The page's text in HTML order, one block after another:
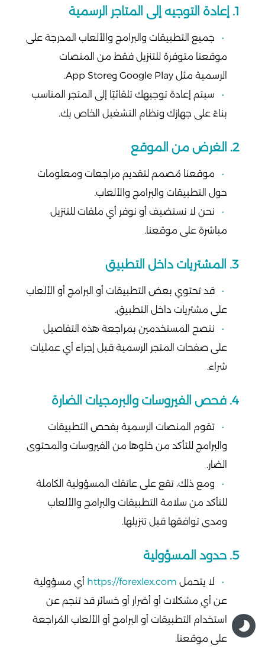
1. إعادة التوجيه إلى المتاجر الرسمية
جميع التطبيقات والبرامج والألعاب المدرجة على
موقعنا متوفرة للتنزيل فقط من المنصات
الرسمية مثل Google Play وApp Store.
سيتم إعادة توجيهك تلقائيًا إلى المتجر المناسب
بناءً على جهازك ونظام التشغيل الخاص بك.
2. الغرض من الموقع
موقعنا مُصمم لتقديم مراجعات ومعلومات
حول التطبيقات والبرامج والألعاب.
نحن لا نستضيف أو نوفر أي ملفات للتنزيل
مباشرة على موقعنا.
3. المشتريات داخل التطبيق
قد تحتوي بعض التطبيقات أو البرامج أو الألعاب
على مشتريات داخل التطبيق.
ننصح المستخدمين بمراجعة هذه التفاصيل
على صفحات المتجر الرسمية قبل إجراء أي عمليات
شراء.
4. فحص الفيروسات والبرمجيات الضارة
تقوم المنصات الرسمية بفحص التطبيقات
والبرامج للتأكد من خلوها من الفيروسات والمحتوى
الضار.
ومع ذلك، تقع على عاتقك المسؤولية الكاملة
للتأكد من سلامة التطبيقات والبرامج والألعاب
ومدى توافقها قبل تنزيلها.
5. حدود المسؤولية
لا يتحمل https://forexlex.com أي مسؤولية
عن أي مشكلات أو أضرار أو خسائر قد تنجم عن
استخدام التطبيقات أو البرامج أو الألعاب المُراجعة
على موقعنا.